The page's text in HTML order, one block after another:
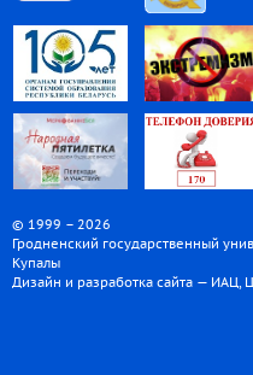
© 1999 – 2026
Гродненский государственный
Купалы
Дизайн и разработка сайта — ИАЦ,